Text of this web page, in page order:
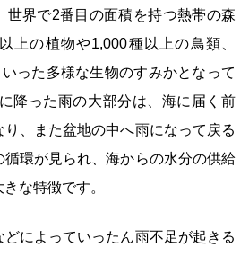
世界で2番目の面積を持つ熱帯の森
上の植物や1,000種以上の鳥類、
った多様な生物のすみかとなって
降った雨の大部分は、海に届く前
、また盆地の中へ雨になって戻る
環が見られ、海からの水分の供給
な特徴です。
によっていったん雨不足が起きる